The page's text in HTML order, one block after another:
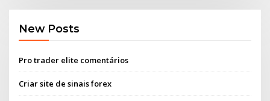
New Posts
Pro trader elite comentários
Criar site de sinais forex